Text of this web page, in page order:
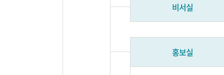
비서실
홍보실